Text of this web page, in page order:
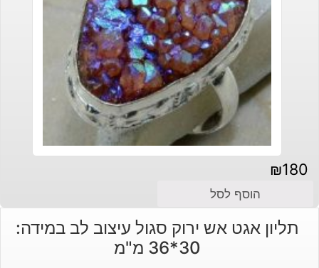
₪180
הוסף לסל
תליון אגט אש ירוק סגול עיצוב לב במידה:
30*36 מ"מ